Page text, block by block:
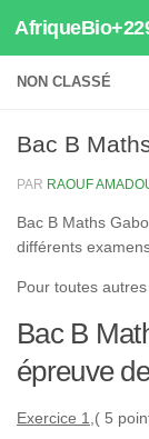
Au dessous
NON CLASSÉ
Bac B
PAR RAOUF
Bac B Maths
différents
Pour toutes
Bac B
épreuve
Exercice 1,( 5